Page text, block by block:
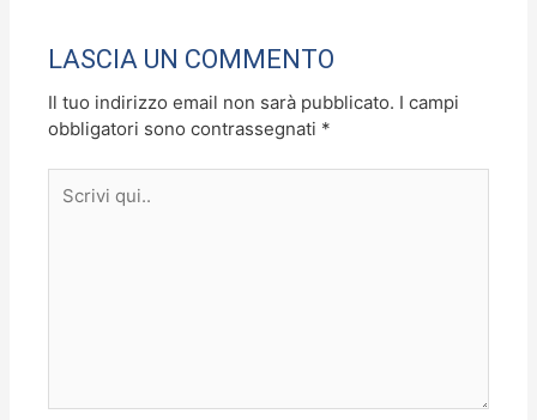
o
k
n
LASCIA UN COMMENTO
Il tuo indirizzo email non sarà pubblicato. I campi
obbligatori sono contrassegnati *
qui..